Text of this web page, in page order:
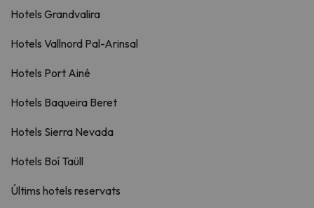
Hotels Grandvalira
Hotels Vallnord Pal-Arinsal
Hotels Port Ainé
Hotels Baqueira Beret
Hotels Sierra Nevada
Hotels Boí Taüll
Últims hotels reservats